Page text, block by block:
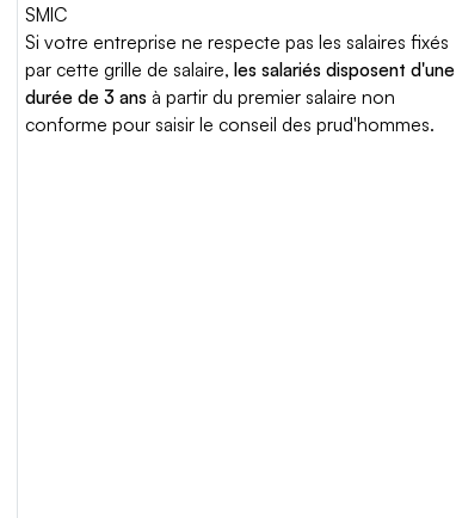
SMIC
Si votre entreprise ne respecte pas les salaires fixés
par cette grille de salaire,les salariés disposent d'une
durée de 3 ans à partir du premier salaire non
conforme pour saisir le conseil des prud'hommes.